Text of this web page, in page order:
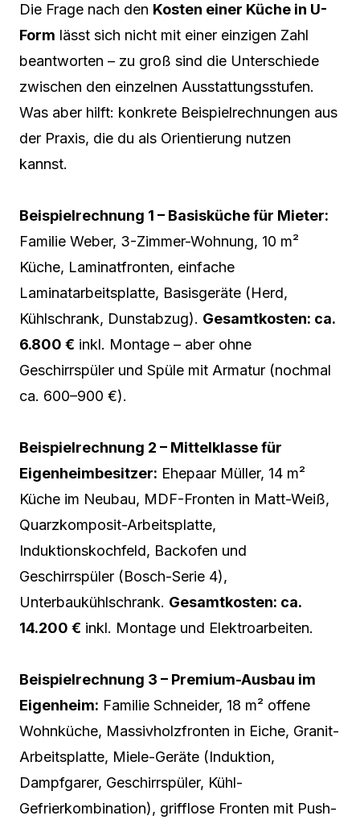
Die Frage nach den Kosten einer Küche in U-
Form lässt sich nicht mit einer einzigen Zahl
beantworten – zu groß sind die Unterschiede
zwischen den einzelnen Ausstattungsstufen.
Was aber hilft: konkrete Beispielrechnungen aus
der Praxis, die du als Orientierung nutzen
kannst.
Beispielrechnung 1 – Basisküche für Mieter:
Familie Weber, 3-Zimmer-Wohnung, 10 m²
Küche, Laminatfronten, einfache
Laminatarbeitsplatte, Basisgeräte (Herd,
Kühlschrank, Dunstabzug). Gesamtkosten: ca.
6.800 € inkl. Montage – aber ohne
Geschirrspüler und Spüle mit Armatur (nochmal
ca. 600–900 €).
Beispielrechnung 2 – Mittelklasse für
Eigenheimbesitzer: Ehepaar Müller, 14 m²
Küche im Neubau, MDF-Fronten in Matt-Weiß,
Quarzkomposit-Arbeitsplatte,
Induktionskochfeld, Backofen und
Geschirrspüler (Bosch-Serie 4),
Unterbaukühlschrank. Gesamtkosten: ca.
14.200 € inkl. Montage und Elektroarbeiten.
Beispielrechnung 3 – Premium-Ausbau im
Eigenheim: Familie Schneider, 18 m² offene
Wohnküche, Massivholzfronten in Eiche, Granit-
Arbeitsplatte, Miele-Geräte (Induktion,
Dampfgarer, Geschirrspüler, Kühl-
Gefrierkombination), grifflose Fronten mit Push-